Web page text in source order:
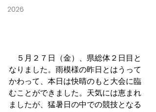
2026
５月２７日（金）、県総体２日目と
なりました。雨模様の昨日とはうって
かわって、本日は快晴のもと大会に臨
むことができました。天気には恵まれ
ましたが、猛暑日の中での競技となる